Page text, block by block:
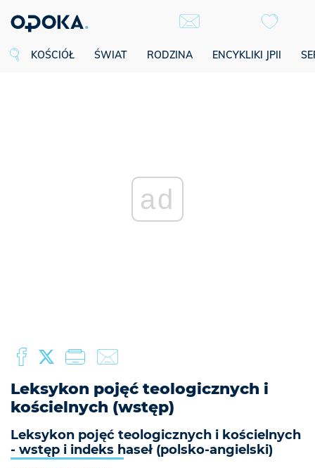
KOŚCIÓŁ ŚWIAT RODZINA ENCYKLIKI JPII
ad
Leksykon pojęć teologicznych i
kościelnych (wstęp)
Leksykon pojęć teologicznych i kościelnych
- wstęp i indeks haseł (polsko-angielski)